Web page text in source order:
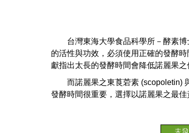
台灣東海大學食品科學所－酵素博
的活性與功效，必須使用正確的發酵
獻指出太長的發酵時間會降低諾麗果
而諾麗果之東莨菪素 (scopoletin) 與
發酵時間很重要，選擇以諾麗果之最